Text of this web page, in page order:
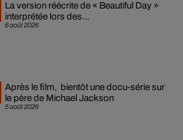
6 août 2026
La version réécrite de « Beautiful Day »
interprétée lors des...
5 août 2026
Après le film, bientôt une docu-série sur
le père de Michael Jackson